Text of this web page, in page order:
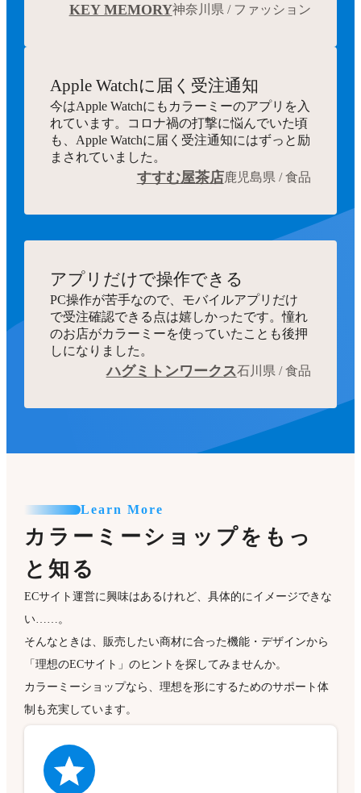
KEY MEMORY神奈川県 / ファッション
Apple Watchに届く受注通知
今はApple Watchにもカラーミーのアプリを入
れています。コロナ禍の打撃に悩んでいた頃
も、Apple Watchに届く受注通知にはずっと励
まされていました。
すすむ屋茶店鹿児島県 / 食品
アプリだけで操作できる
PC操作が苦手なので、モバイルアプリだけ
で受注確認できる点は嬉しかったです。憧れ
のお店がカラーミーを使っていたことも後押
しになりました。
ハグミトンワークス石川県 / 食品
Learn More
カラーミーショップをもっ
と知る
ECサイト運営に興味はあるけれど、具体的にイメージできな
い……。
そんなときは、販売したい商材に合った機能・デザインから
「理想のECサイト」のヒントを探してみませんか。
カラーミーショップなら、理想を形にするためのサポート体
制も充実しています。